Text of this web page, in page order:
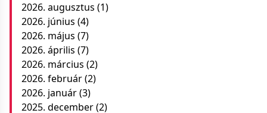
2026. augusztus (1)
2026. június (4)
2026. május (7)
2026. április (7)
2026. március (2)
2026. február(2)
2026. január(3)
2025. december(2)